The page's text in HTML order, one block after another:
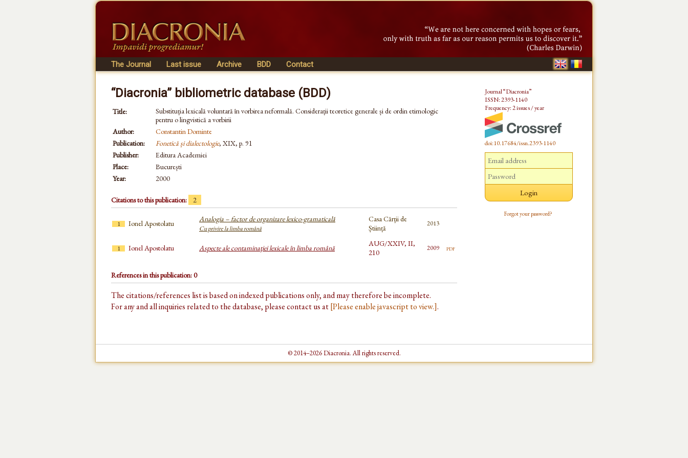
The Journal Last issue Archive BDD Contact
“Diacronia” bibliometric database (BDD)
Title:
Substituția lexicală voluntară în vorbirea neformală. Considerații teoretice generale și de ordin etimologic
pentru o lingvistică a vorbirii
Author:
Constantin Dominte
Publication:
Fonetică și dialectologie, XIX, p. 91
Publisher:
Editura Academiei
Place:
București
Year:
2000
Citations to this publication: 2
1 Ionel Apostolatu Analogia – factor de organizare lexico-gramaticală
Cu privire la limba română
Casa Cărții de
Știință
2013
1 Ionel Apostolatu Aspecte ale contaminaţiei lexicale în limba română
AUG/XXIV, II,
210
2009 pdf
References in this publication: 0
The citations/references list is based on indexed publications only, and may therefore be incomplete.
For any and all inquiries related to the database, please contact us at[Please enable javascript to view.].
Journal “Diacronia”
ISSN: 2393-1140
Frequency: 2 issues / year
doi:10.17684/issn.2393-1140
Forgot your password?
© 2014–2026 Diacronia. All rights reserved.